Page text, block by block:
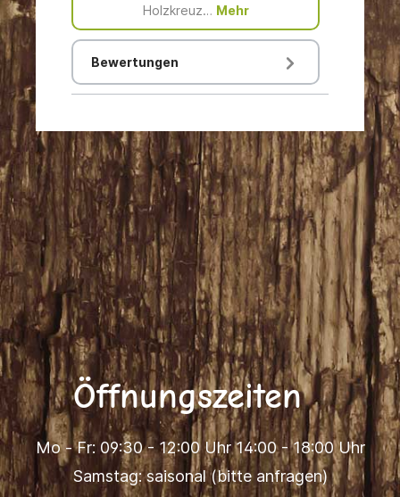
Holzkreuz… Mehr
Bewertungen
Öffnungszeiten
Mo - Fr: 09:30 - 12:00 Uhr 14:00 - 18:00 Uhr
Samstag: saisonal (bitte anfragen)